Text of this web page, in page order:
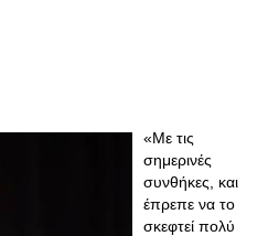
«Με τις
σημερινές
συνθήκες, και
έπρεπε να το
σκεφτεί πολύ